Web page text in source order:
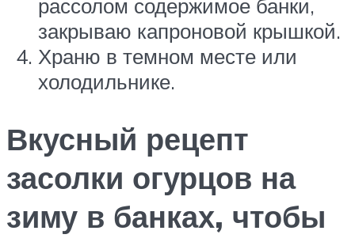
рассолом содержимое банки,
закрываю капроновой крышкой.
Храню в темном месте или
холодильнике.
Вкусный рецепт
засолки огурцов на
зиму в банках, чтобы